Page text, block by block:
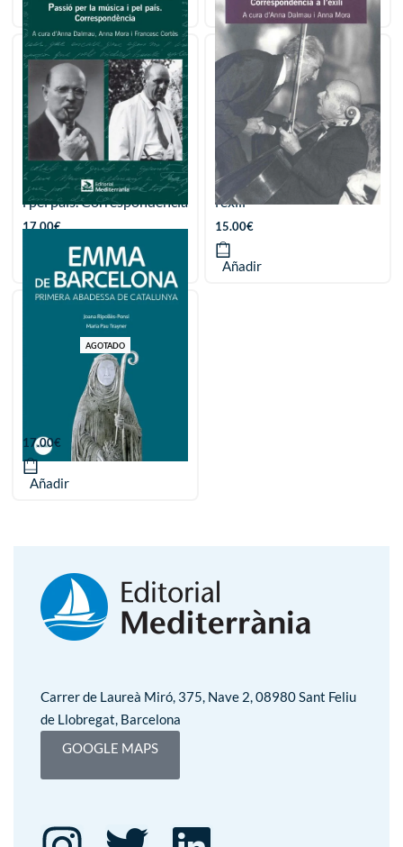
Añadir
Pau Casals i Joaquim
Pena. Passió per la música
i pel país. Correspondència
17.00€
Añadir
Pau Casals i Andreu
Claret: correspondència a
l’exili
15.00€
Añadir
AGOTADO
Emma de Barcelona
17.00€
Añadir
Carrer de Laureà Miró, 375, Nave 2, 08980 Sant Feliu
de Llobregat, Barcelona
GOOGLE MAPS